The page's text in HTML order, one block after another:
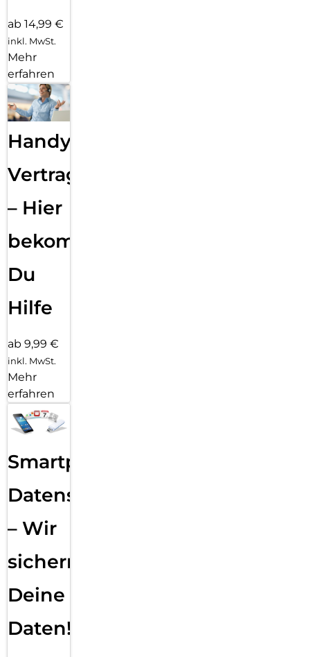
ab 14,99 €
inkl. MwSt.
Mehr
erfahren
Handy
Vertragsabwicklung
– Hier
bekommst
Du
Hilfe
ab 9,99 €
inkl. MwSt.
Mehr
erfahren
Smartphone
Datensicherung
– Wir
sichern
Deine
Daten!